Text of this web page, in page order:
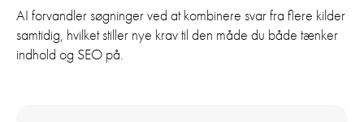
AI forvandler søgninger ved at kombinere svar fra flere kilder
samtidig, hvilket stiller nye krav til den måde du både tænker
indhold og SEO på.